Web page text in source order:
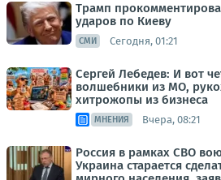
Трамп
ударов по Киеву
СМИ Сегодня, 01:21
Сергей Лебедев: И вот
волшебники из МО,
хитрожопы из бизнеса
МНЕНИЯ Вчера, 08:21
Россия в рамках СВО
Украина старается